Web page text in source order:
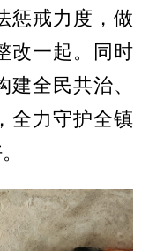
惩戒力度，做
改一起。同时
全民共治、
全力守护全镇